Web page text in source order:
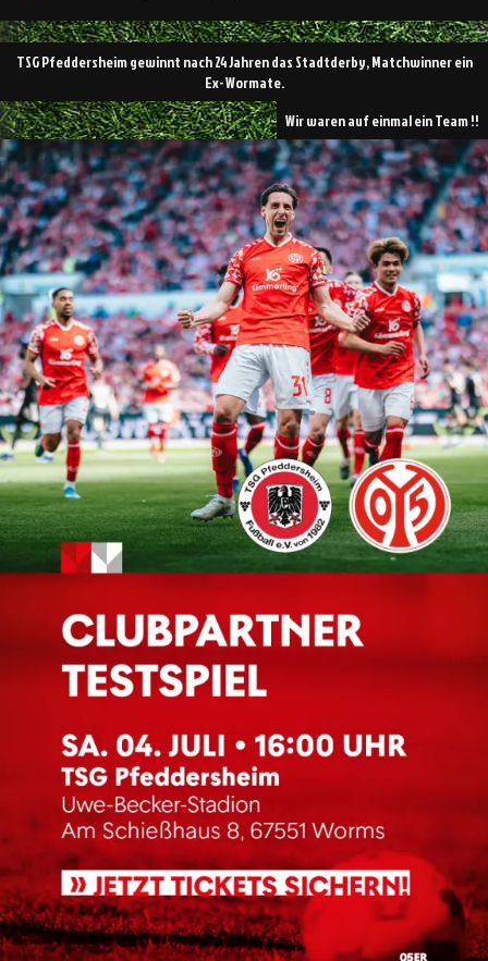
TSG Pfeddersheim gewinnt nach 24 Jahren das Stadtderby, Matchwinner ein
Ex- Wormate.
Wir waren auf einmal ein Team !!